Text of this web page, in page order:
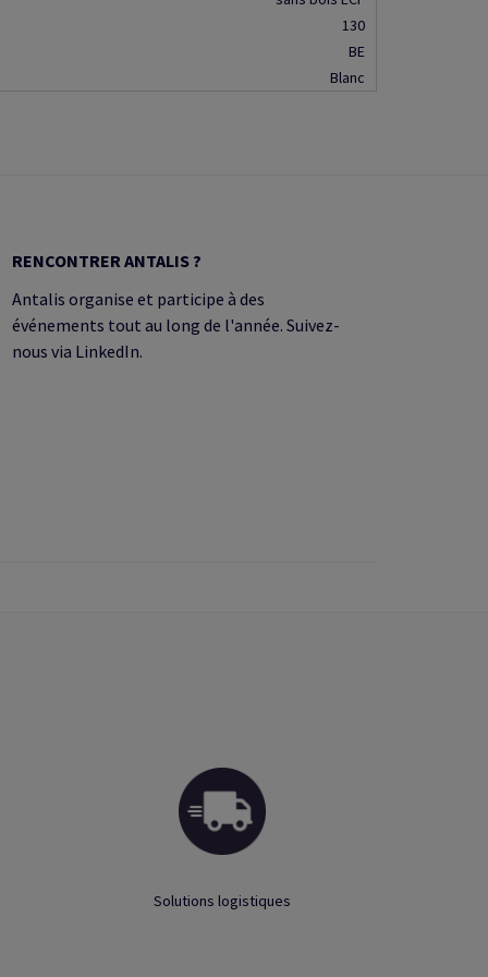
130
BE
Blanc
RENCONTRER ANTALIS ?
Antalis organise et participe à des
événements tout au long de l'année. Suivez-
nous via LinkedIn.
Solutions logistiques